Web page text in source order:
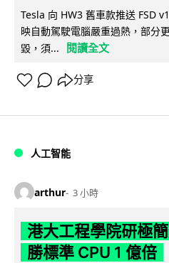
Tesla 向 HW3 舊車款推送 FSD
映自動駕駛電腦嚴重過熱，部分
毀，須...
閱讀全文
分享
人工智能
arthur 3 小時
港大工程學院研極
勝標準 CPU 1 億倍